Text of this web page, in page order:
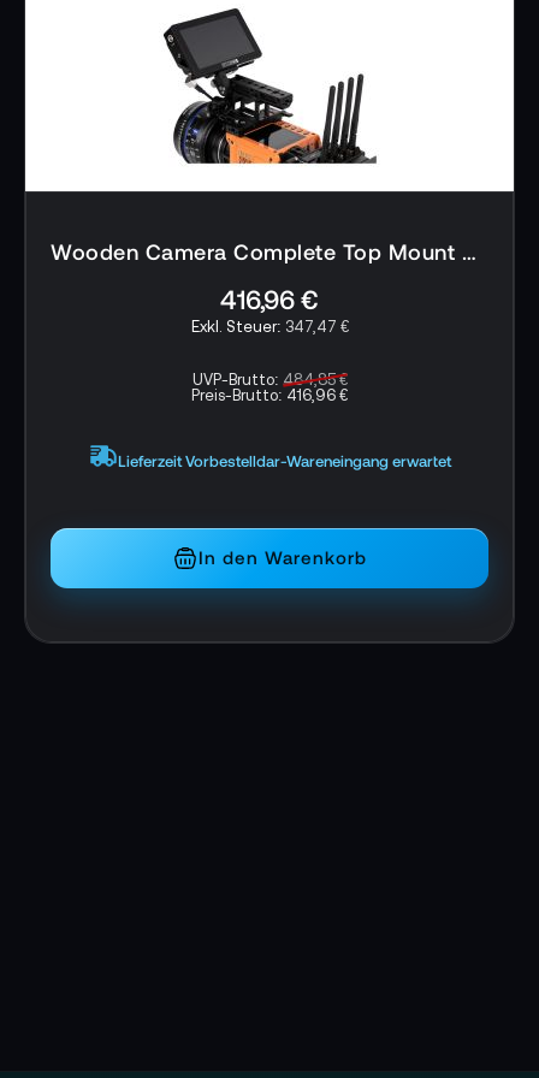
2x 3/8-16 flache Schrauben
2x 1/4-20 flache Schrauben
12 Monate Herstellergarantie
Wooden Camera Complete Top Mount Kit - RED Komodo, ARCA Swiss
416,96 €
347,47 €
UVP-Brutto: 484,85 €
Preis-Brutto: 416,96 €
Lieferzeit Vorbestelldar-Wareneingang erwartet
In den Warenkorb